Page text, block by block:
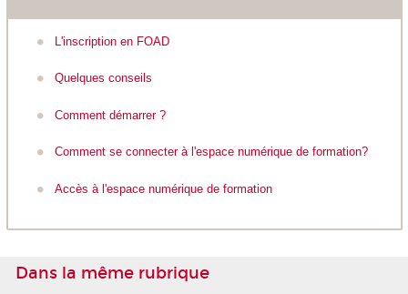
L'inscription en FOAD
Quelques conseils
Comment démarrer ?
Comment se connecter à l'espace numérique de formation?
Accès à l'espace numérique de formation
Dans la même rubrique